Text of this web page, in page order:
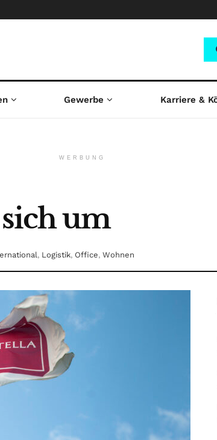
Gewerbe Karriere &
WERBUNG
um
, Logistik, Office, Wohnen